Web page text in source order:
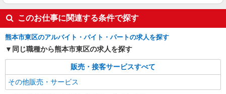
このお仕事に関連する条件で探す
熊本市東区のアルバイト・バイト・パートの求人を探す
同じ職種から熊本市東区の求人を探す
販売・接客サービスすべて
その他販売・サービス